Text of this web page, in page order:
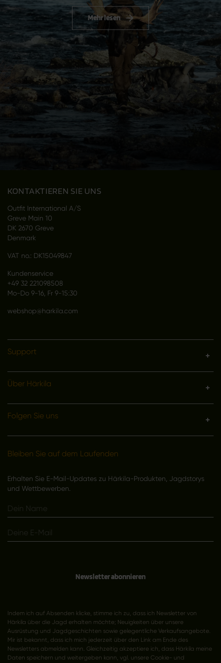
Mehr lesen
KONTAKTIEREN SIE UNS
Outfit International A/S
Greve Main 10
DK 2670 Greve
Denmark
VAT no.: DK15049847
Kundenservice
+49 32 221098508
Mo-Do 9-16, Fr 9-15:30
webshop@harkila.com
Support
Über Härkila
Folgen Sie uns
Bleiben Sie auf dem Laufenden
Erhalten Sie E-Mail-Updates zu Härkila-Produkten, Jagdstorys
und Wettbewerben.
Newsletter abonnieren
Indem ich auf Absenden klicke, stimme ich zu, dass ich Newsletter von
Härkila über die Jagd erhalten möchte; Neuigkeiten über unsere
Ausrüstung und Jagdgeschichten sowie gelegentliche Verkaufsangebote.
Mir ist bekannt, dass ich mich jederzeit über den Link am Ende des
Newsletters abmelden kann. Gleichzeitig akzeptiere ich, dass Härkila meine
Daten speichern und weitergeben kann, vgl. unsere Cookie- und